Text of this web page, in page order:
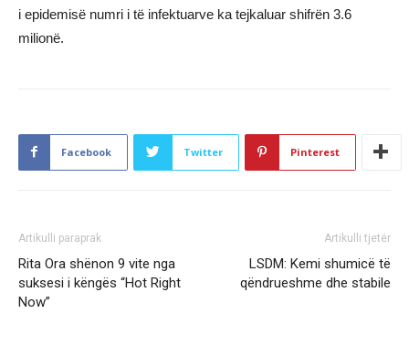
i epidemisë numri i të infektuarve ka tejkaluar shifrën 3.6
milionë.
Facebook Twitter Pinterest
Artikulli paraprak
Rita Ora shënon 9 vite nga
suksesi i këngës “Hot Right
Now”
Artikulli tjetër
LSDM: Kemi shumicë të
qëndrueshme dhe stabile